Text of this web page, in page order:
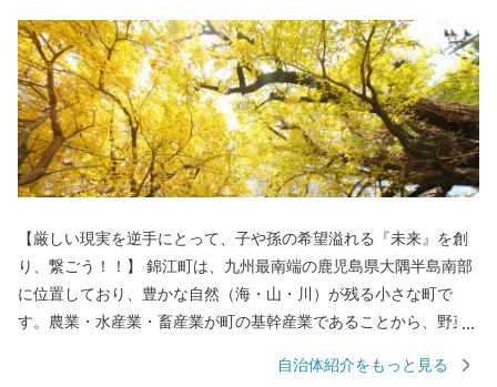
【厳しい現実を逆手にとって、子や孫の希望溢れる『未来』を創
り、繋ごう！！】 錦江町は、九州最南端の鹿児島県大隅半島南部
に位置しており、豊かな自然（海・山・川）が残る小さな町で
す。農業・水産業・畜産業が町の基幹産業であることから、野菜
そんな錦江町では、日本や町の宝である「子どもたち」に厳しい
自治体紹介をもっと見る